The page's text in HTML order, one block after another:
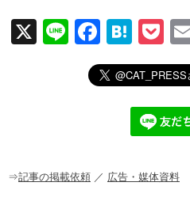
X
Li
F
a
c
o
H
at
e
n
a
P
o
ck
et
⇒記事の掲載依頼 ／ 広告・媒体資料